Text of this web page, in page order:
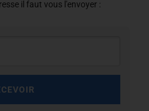
il faut vous l'envoyer :